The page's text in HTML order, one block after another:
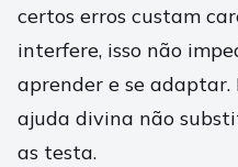
certos erros custam
interfere, isso não
aprender e se adaptar.
ajuda divina não
as testa.